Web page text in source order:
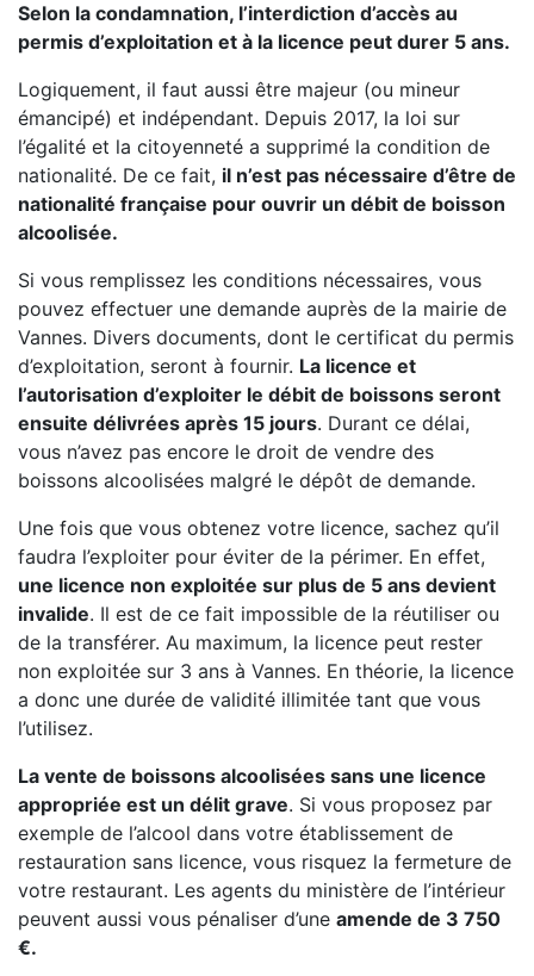
Selon la condamnation, l’interdiction d’accès au
permis d’exploitation et à la licence peut durer 5 ans.
Logiquement, il faut aussi être majeur (ou mineur
émancipé) et indépendant. Depuis 2017, la loi sur
l’égalité et la citoyenneté a supprimé la condition de
nationalité. De ce fait, il n’est pas nécessaire d’être de
nationalité française pour ouvrir un débit de boisson
alcoolisée.
Si vous remplissez les conditions nécessaires, vous
pouvez effectuer une demande auprès de la mairie de
Vannes. Divers documents, dont le certificat du permis
d’exploitation, seront à fournir. La licence et
l’autorisation d’exploiter le débit de boissons seront
ensuite délivrées après 15 jours. Durant ce délai,
vous n’avez pas encore le droit de vendre des
boissons alcoolisées malgré le dépôt de demande.
Une fois que vous obtenez votre licence, sachez qu’il
faudra l’exploiter pour éviter de la périmer. En effet,
une licence non exploitée sur plus de 5 ans devient
invalide. Il est de ce fait impossible de la réutiliser ou
de la transférer. Au maximum, la licence peut rester
non exploitée sur 3 ans à Vannes. En théorie, la licence
a donc une durée de validité illimitée tant que vous
l’utilisez.
La vente de boissons alcoolisées sans une licence
appropriée est un délit grave. Si vous proposez par
exemple de l’alcool dans votre établissement de
restauration sans licence, vous risquez la fermeture de
votre restaurant. Les agents du ministère de l’intérieur
peuvent aussi vous pénaliser d’une amende de 3 750
€.